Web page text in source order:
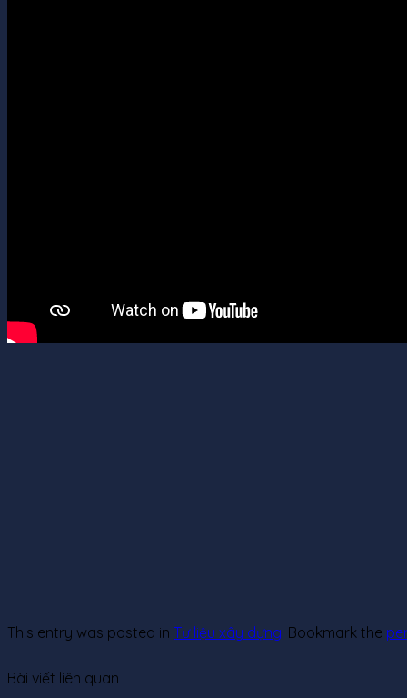
This entry was posted in Tư liệu xây dựng. Bookmark the
Bài viết liên quan